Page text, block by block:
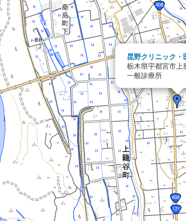
昆野クリニック・
栃木県宇都宮市
一般診療所